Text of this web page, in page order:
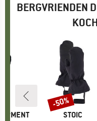
BERGVRIENDEN
MERK
STOIC
Korting
-50%